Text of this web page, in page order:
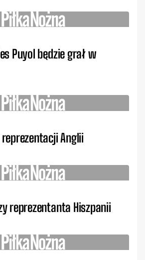
Puyol będzie grał w
Anglii
reprezentanta Hiszpanii